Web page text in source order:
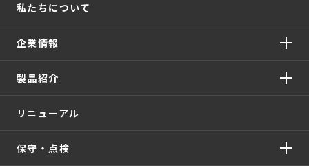
私たちについて
企業情報
製品紹介
リニューアル
保守・点検